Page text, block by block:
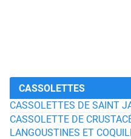
CASSOLETTES
CASSOLETTES DE SAINT
CASSOLETTE DE
LANGOUSTINES ET